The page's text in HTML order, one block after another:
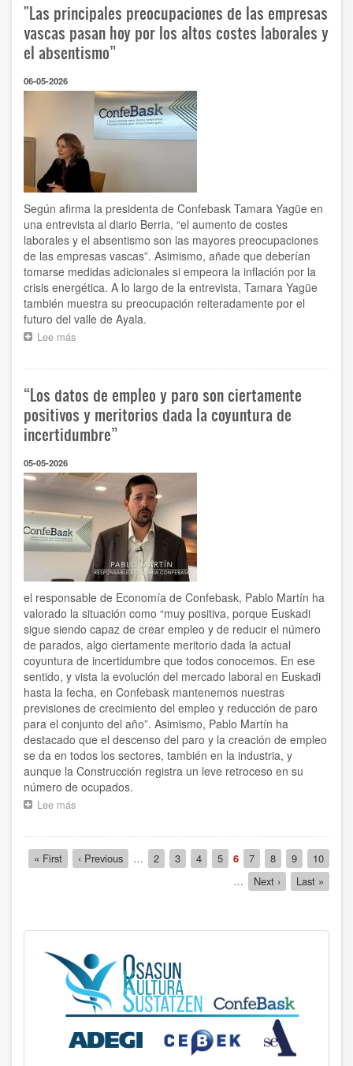
trabajar
competitividad,
de
concierto
económico
disposición
del
crecimiento”
"Las principales preocupaciones de las empresas
vascas pasan hoy por los altos costes laborales y
el absentismo”
06-05-2026
Según afirma la presidenta de Confebask Tamara Yagüe en
una entrevista al diario Berria, “el aumento de costes
laborales y el absentismo son las mayores preocupaciones
de las empresas vascas”. Asimismo, añade que deberían
tomarse medidas adicionales si empeora la inflación por la
crisis energética. A lo largo de la entrevista, Tamara Yagüe
también muestra su preocupación reiteradamente por el
futuro del valle de Ayala.
Lee más
de
empresas
vascas
por
altos
costes
laborales
y
absentismo”
“Los datos de empleo y paro son ciertamente
positivos y meritorios dada la coyuntura de
incertidumbre”
05-05-2026
el responsable de Economía de Confebask, Pablo Martín ha
valorado la situación como “muy positiva, porque Euskadi
sigue siendo capaz de crear empleo y de reducir el número
de parados, algo ciertamente meritorio dada la actual
coyuntura de incertidumbre que todos conocemos. En ese
sentido, y vista la evolución del mercado laboral en Euskadi
hasta la fecha, en Confebask mantenemos nuestras
previsiones de crecimiento del empleo y reducción de paro
para el conjunto del año”. Asimismo, Pablo Martín ha
destacado que el descenso del paro y la creación de empleo
se da en todos los sectores, también en la industria, y
aunque la Construcción registra un leve retroceso en su
número de ocupados.
Lee más
de
empleo
positivos
meritorios
dada
la
coyuntura
de
incertidumbre”
Paginación
Primera
página
« First
Página
anterior
‹ Previous … Página
2 Página
3 Página
4 Página
5
Página
actual
6 Página
7 Página
8 Página
9 Página
10
…
Siguiente
página
Next ›
Última
página
Last »